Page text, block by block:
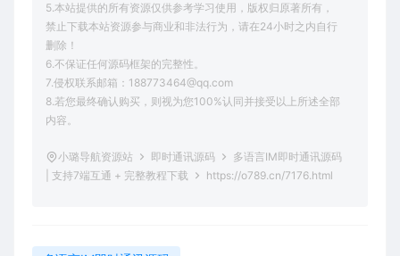
5.本站提供的所有资源仅供参考学习使用，版权归原著所有，
禁止下载本站资源参与商业和非法行为，请在24小时之内自行
删除！
6.不保证任何源码框架的完整性。
7.侵权联系邮箱：188773464@qq.com
8.若您最终确认购买，则视为您100%认同并接受以上所述全部
内容。
小璐导航资源站 即时通讯源码
多语言IM即时通讯源码
| 支持7端互通 + 完整教程下载
https://o789.cn/7176.html